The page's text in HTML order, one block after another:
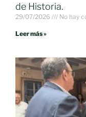
de Historia.
29/07/2026 No hay
Leer más »